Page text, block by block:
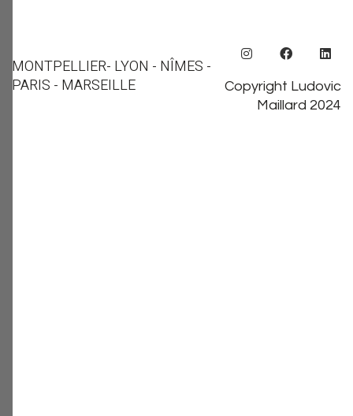
Copyright Ludovic
Maillard 2024
MONTPELLIER- LYON - NÎMES -
PARIS - MARSEILLE